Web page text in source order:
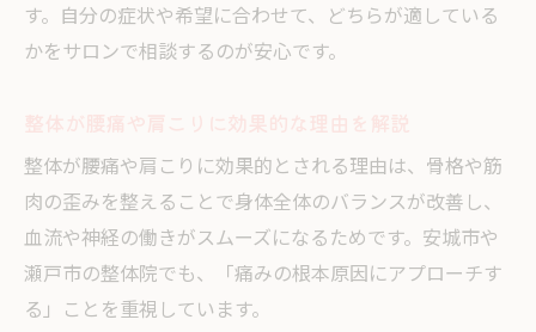
す。自分の症状や希望に合わせて、どちらが適している
かをサロンで相談するのが安心です。
整体が腰痛や肩こりに効果的とされる理由は、骨格や筋
肉の歪みを整えることで身体全体のバランスが改善し、
血流や神経の働きがスムーズになるためです。安城市や
瀬戸市の整体院でも、「痛みの根本原因にアプローチす
る」ことを重視しています。